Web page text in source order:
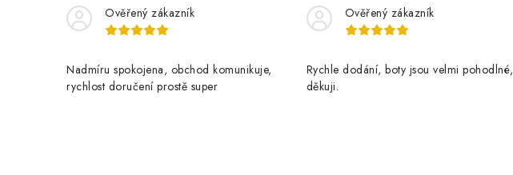
Ověřený zákazník
Nadmíru spokojena, obchod komunikuje,
rychlost doručení prostě super
Ověřený zákazník
Rychle dodání, boty jsou velmi pohodlné,
děkuji.